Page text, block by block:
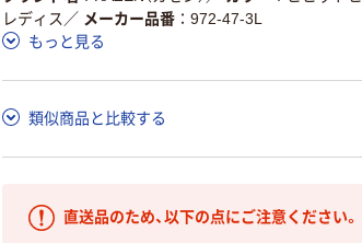
レディス ／ メーカー品番
972-47-3L
もっと見る
類似商品と比較する
直送品のため、以下の点にご注意ください。